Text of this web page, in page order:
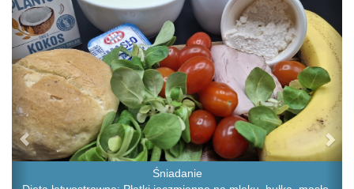
Śniadanie